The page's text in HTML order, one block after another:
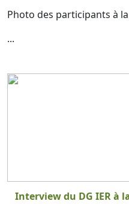
Photo des participants à
...
Interview du DG IER à